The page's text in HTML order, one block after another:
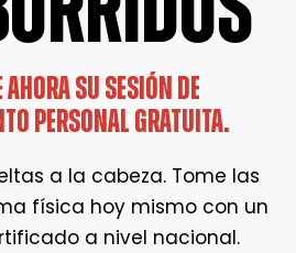
AHORA SU SESIÓN DE
PERSONAL GRATUITA.
a la cabeza. Tome las
física hoy mismo con un
a nivel nacional.